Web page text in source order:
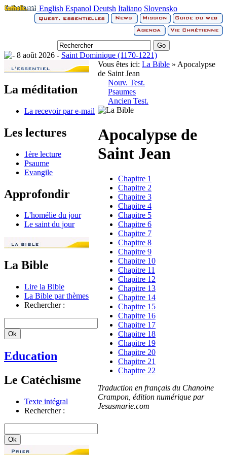
English Espanol Deutsh Italiano Slovensko
8 août 2026 - Saint Dominique (1170-1221)
La méditation
La recevoir par e-mail
Les lectures
1ère lecture
Psaume
Evangile
Approfondir
L'homélie du jour
Le saint du jour
La Bible
Lire la Bible
La Bible par thèmes
Rechercher :
Education
Le Catéchisme
Texte intégral
Rechercher :
Vous êtes ici: La Bible » Apocalypse
de Saint Jean
Nouv. Test.
Psaumes
Ancien Test.
Apocalypse de
Saint Jean
Chapitre 1
Chapitre 2
Chapitre 3
Chapitre 4
Chapitre 5
Chapitre 6
Chapitre 7
Chapitre 8
Chapitre 9
Chapitre 10
Chapitre 11
Chapitre 12
Chapitre 13
Chapitre 14
Chapitre 15
Chapitre 16
Chapitre 17
Chapitre 18
Chapitre 19
Chapitre 20
Chapitre 21
Chapitre 22
Traduction en français du Chanoine
Crampon, édition numérique par
Jesusmarie.com